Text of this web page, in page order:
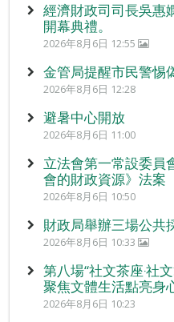
經濟財政司司長吳惠
開幕典禮。
2026年8月6日 12:55
金管局提醒市民警惕
2026年8月6日 12:28
避暑中心開放
2026年8月6日 11:00
立法會第一常設委員
會的財政資源》法案
2026年8月6日 10:50
財政局舉辦三場公共
2026年8月6日 10:33
第八場“社文茶座‧社
聚焦文體生活點亮
2026年8月6日 10:23